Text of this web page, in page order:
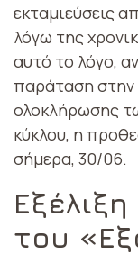
εκταμιεύσεις
λόγω της
αυτό το λόγο,
παράταση στην
ολοκλήρωσης
κύκλου, η
σήμερα, 30/06.
του